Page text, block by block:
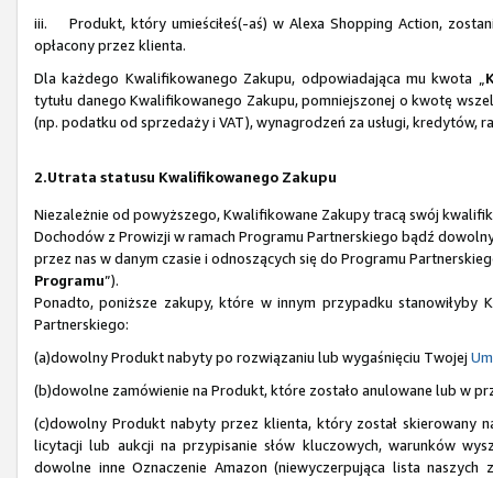
iii. Produkt, który umieściłeś(-aś) w Alexa Shopping Action,
opłacony przez klienta.
Dla każdego Kwalifikowanego Zakupu, odpowiadająca mu kwota „
tytułu danego Kwalifikowanego Zakupu, pomniejszonej o kwotę
(np. podatku od sprzedaży i VAT), wynagrodzeń za usługi, kredytów,
2.Utrata statusu Kwalifikowanego Zakupu
Niezależnie od powyższego, Kwalifikowane Zakupy tracą swój
Dochodów z Prowizji w ramach Programu Partnerskiego bądź
przez nas w danym czasie i odnoszących się do Programu
Programu”).
Ponadto, poniższe zakupy, które w innym przypadku stanowiłyby
Partnerskiego:
(a)dowolny Produkt nabyty po rozwiązaniu lub wygaśnięciu Twojej
(b)dowolne zamówienie na Produkt, które zostało anulowane lub w
(c)dowolny Produkt nabyty przez klienta, który został skierowany
licytacji lub aukcji na przypisanie słów kluczowych, warunków
dowolne inne Oznaczenie Amazon (niewyczerpująca lista